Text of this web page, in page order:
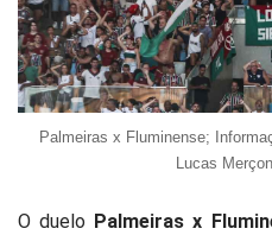
Palmeiras x Fluminense;
Lucas
O duelo Palmeiras x